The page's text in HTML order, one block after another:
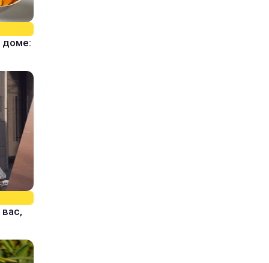
доме: